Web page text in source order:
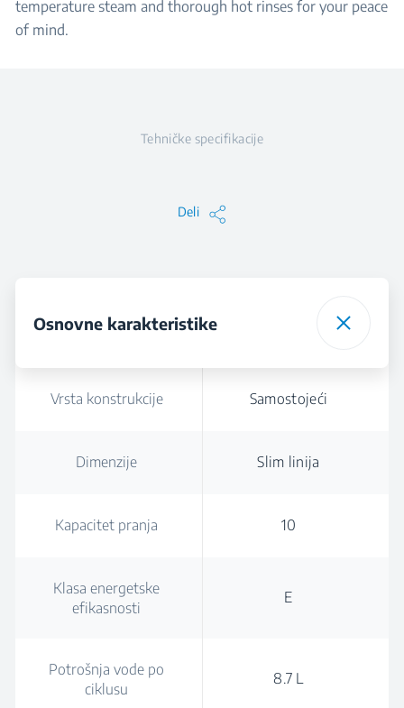
temperature steam and thorough hot rinses for your peace
of mind.
Tehničke specifikacije
Deli
Osnovne karakteristike
Vrsta konstrukcije Samostojeći
Dimenzije Slim linija
Kapacitet pranja 10
Klasa energetske
efikasnosti
E
Potrošnja vode po
ciklusu
8.7 L